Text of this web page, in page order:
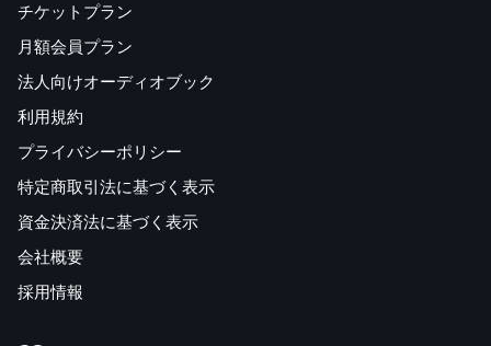
チケットプラン
月額会員プラン
法人向けオーディオブック
利用規約
プライバシーポリシー
特定商取引法に基づく表示
資金決済法に基づく表示
会社概要
採用情報